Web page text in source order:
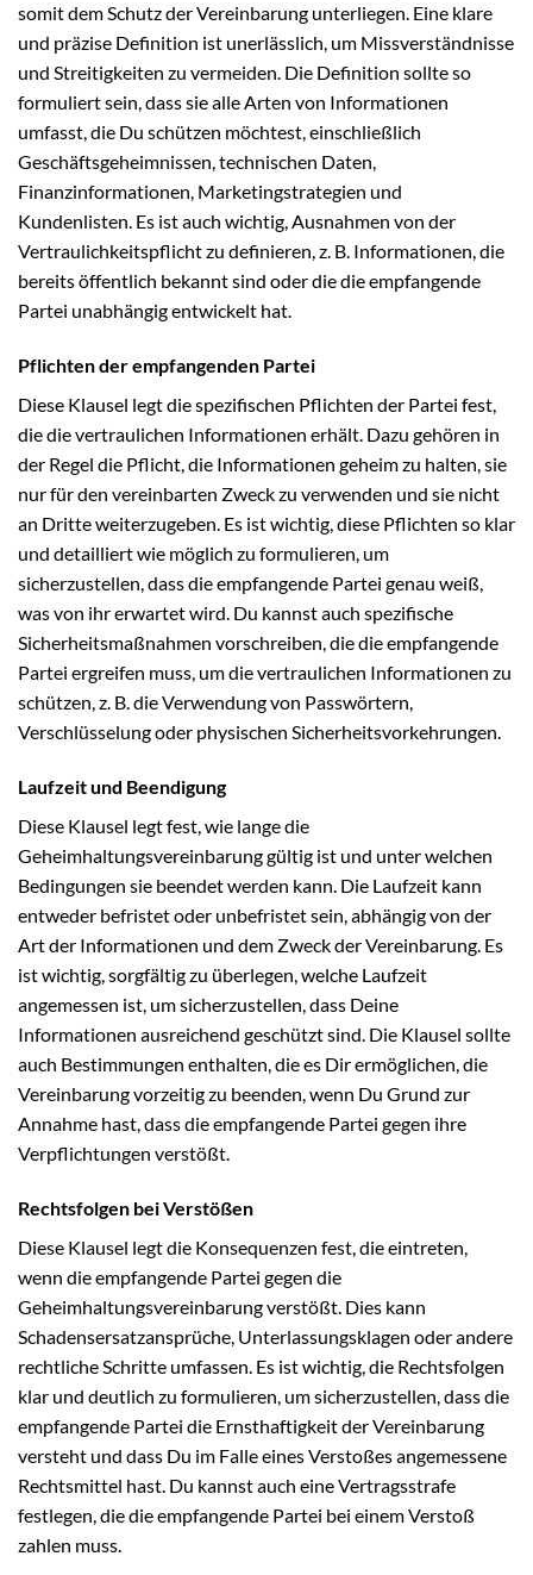
somit dem Schutz der Vereinbarung unterliegen. Eine klare
und präzise Definition ist unerlässlich, um Missverständnisse
und Streitigkeiten zu vermeiden. Die Definition sollte so
formuliert sein, dass sie alle Arten von Informationen
umfasst, die Du schützen möchtest, einschließlich
Geschäftsgeheimnissen, technischen Daten,
Finanzinformationen, Marketingstrategien und
Kundenlisten. Es ist auch wichtig, Ausnahmen von der
Vertraulichkeitspflicht zu definieren, z. B. Informationen, die
bereits öffentlich bekannt sind oder die die empfangende
Partei unabhängig entwickelt hat.
Pflichten der empfangenden Partei
Diese Klausel legt die spezifischen Pflichten der Partei fest,
die die vertraulichen Informationen erhält. Dazu gehören in
der Regel die Pflicht, die Informationen geheim zu halten, sie
nur für den vereinbarten Zweck zu verwenden und sie nicht
an Dritte weiterzugeben. Es ist wichtig, diese Pflichten so klar
und detailliert wie möglich zu formulieren, um
sicherzustellen, dass die empfangende Partei genau weiß,
was von ihr erwartet wird. Du kannst auch spezifische
Sicherheitsmaßnahmen vorschreiben, die die empfangende
Partei ergreifen muss, um die vertraulichen Informationen zu
schützen, z. B. die Verwendung von Passwörtern,
Verschlüsselung oder physischen Sicherheitsvorkehrungen.
Laufzeit und Beendigung
Diese Klausel legt fest, wie lange die
Geheimhaltungsvereinbarung gültig ist und unter welchen
Bedingungen sie beendet werden kann. Die Laufzeit kann
entweder befristet oder unbefristet sein, abhängig von der
Art der Informationen und dem Zweck der Vereinbarung. Es
ist wichtig, sorgfältig zu überlegen, welche Laufzeit
angemessen ist, um sicherzustellen, dass Deine
Informationen ausreichend geschützt sind. Die Klausel sollte
auch Bestimmungen enthalten, die es Dir ermöglichen, die
Vereinbarung vorzeitig zu beenden, wenn Du Grund zur
Annahme hast, dass die empfangende Partei gegen ihre
Verpflichtungen verstößt.
Rechtsfolgen bei Verstößen
Diese Klausel legt die Konsequenzen fest, die eintreten,
wenn die empfangende Partei gegen die
Geheimhaltungsvereinbarung verstößt. Dies kann
Schadensersatzansprüche, Unterlassungsklagen oder andere
rechtliche Schritte umfassen. Es ist wichtig, die Rechtsfolgen
klar und deutlich zu formulieren, um sicherzustellen, dass die
empfangende Partei die Ernsthaftigkeit der Vereinbarung
versteht und dass Du im Falle eines Verstoßes angemessene
Rechtsmittel hast. Du kannst auch eine Vertragsstrafe
festlegen, die die empfangende Partei bei einem Verstoß
zahlen muss.